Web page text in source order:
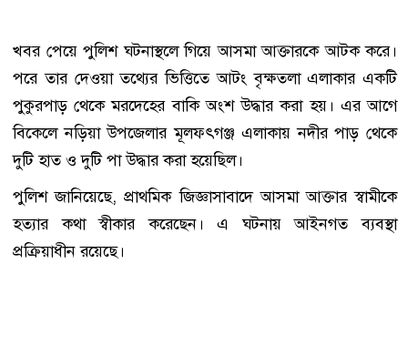
খবর পেয়ে পুলিশ ঘটনাস্থলে গিয়ে আসমা আক্তারকে আটক করে।
পরে তার দেওয়া তথ্যের ভিত্তিতে আটং বৃক্ষতলা এলাকার একটি
পুকুরপাড় থেকে মরদেহের বাকি অংশ উদ্ধার করা হয়। এর আগে
বিকেলে নড়িয়া উপজেলার মূলফৎগঞ্জ এলাকায় নদীর পাড় থেকে
দুটি হাত ও দুটি পা উদ্ধার করা হয়েছিল।
পুলিশ জানিয়েছে, প্রাথমিক জিজ্ঞাসাবাদে আসমা আক্তার স্বামীকে
হত্যার কথা স্বীকার করেছেন। এ ঘটনায় আইনগত ব্যবস্থা
প্রক্রিয়াধীন রয়েছে।